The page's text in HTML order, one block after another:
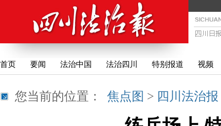
首页 要闻 法治中国 法治四川 特别报道 视频
您当前的位置： 焦点图 > 四川法治报